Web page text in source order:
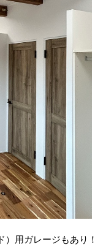
用ガレージもあり！